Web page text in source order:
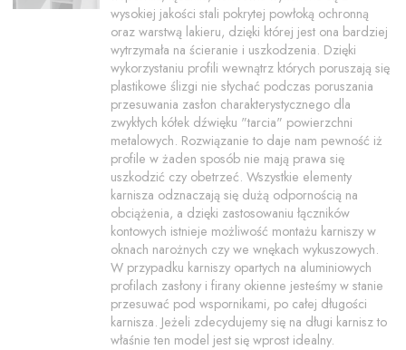
wysokiej jakości stali pokrytej powłoką ochronną
oraz warstwą lakieru, dzięki której jest ona bardziej
wytrzymała na ścieranie i uszkodzenia. Dzięki
wykorzystaniu profili wewnątrz których poruszają się
plastikowe ślizgi nie słychać podczas poruszania
przesuwania zasłon charakterystycznego dla
zwykłych kółek dźwięku "tarcia" powierzchni
metalowych. Rozwiązanie to daje nam pewność iż
profile w żaden sposób nie mają prawa się
uszkodzić czy obetrzeć. Wszystkie elementy
karnisza odznaczają się dużą odpornością na
obciążenia, a dzięki zastosowaniu łączników
kontowych istnieje możliwość montażu karniszy w
oknach narożnych czy we wnękach wykuszowych.
W przypadku karniszy opartych na aluminiowych
profilach zasłony i firany okienne jesteśmy w stanie
przesuwać pod wspornikami, po całej długości
karnisza. Jeżeli zdecydujemy się na długi karnisz to
właśnie ten model jest się wprost idealny.